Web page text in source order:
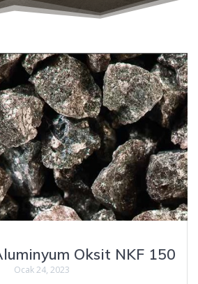
Oksit NKF 150
Ocak 24, 2023